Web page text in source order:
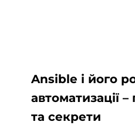
Ansible і його
автоматизації
та секрети